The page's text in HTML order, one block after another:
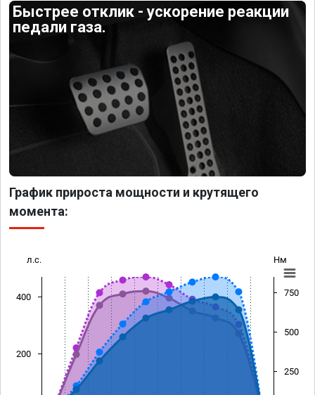
Быстрее отклик - ускорение реакции
педали газа.
График прироста мощности и крутящего
момента:
л.с. Нм
200
400
250
500
750